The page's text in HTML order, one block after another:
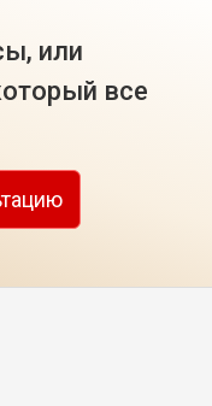
или
все